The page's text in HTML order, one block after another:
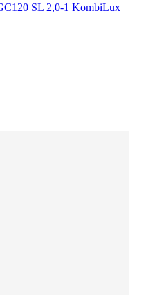
SL 2,0-1 KombiLux